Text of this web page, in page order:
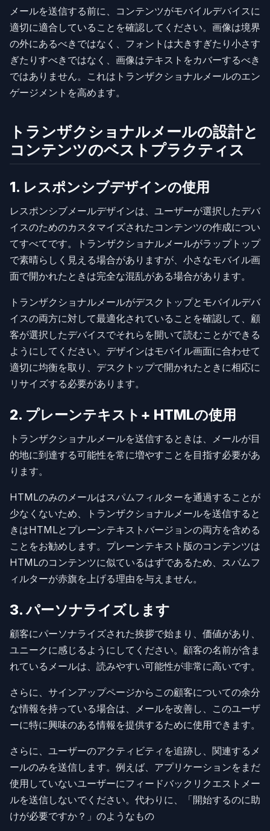
メールを送信する前に、コンテンツがモバイルデバイスに
適切に適合していることを確認してください。画像は境界
の外にあるべきではなく、フォントは大きすぎたり小さす
ぎたりすべきではなく、画像はテキストをカバーするべき
ではありません。これはトランザクショナルメールのエン
ゲージメントを高めます。
トランザクショナルメールの設計と
コンテンツのベストプラクティス
1. レスポンシブデザインの使用
レスポンシブメールデザインは、ユーザーが選択したデバ
イスのためのカスタマイズされたコンテンツの作成につい
てすべてです。トランザクショナルメールがラップトップ
で素晴らしく見える場合がありますが、小さなモバイル画
面で開かれたときは完全な混乱がある場合があります。
トランザクショナルメールがデスクトップとモバイルデバ
イスの両方に対して最適化されていることを確認して、顧
客が選択したデバイスでそれらを開いて読むことができる
ようにしてください。デザインはモバイル画面に合わせて
適切に均衡を取り、デスクトップで開かれたときに相応に
リサイズする必要があります。
2. プレーンテキスト+ HTMLの使用
トランザクショナルメールを送信するときは、メールが目
的地に到達する可能性を常に増やすことを目指す必要があ
ります。
HTMLのみのメールはスパムフィルターを通過することが
少なくないため、トランザクショナルメールを送信すると
きはHTMLとプレーンテキストバージョンの両方を含める
ことをお勧めします。プレーンテキスト版のコンテンツは
HTMLのコンテンツに似ているはずであるため、スパムフ
ィルターが赤旗を上げる理由を与えません。
3. パーソナライズします
顧客にパーソナライズされた挨拶で始まり、価値があり、
ユニークに感じるようにしてください。顧客の名前が含ま
れているメールは、読みやすい可能性が非常に高いです。
さらに、サインアップページからこの顧客についての余分
な情報を持っている場合は、メールを改善し、このユーザ
ーに特に興味のある情報を提供するために使用できます。
さらに、ユーザーのアクティビティを追跡し、関連するメ
ールのみを送信します。例えば、アプリケーションをまだ
使用していないユーザーにフィードバックリクエストメー
ルを送信しないでください。代わりに、「開始するのに助
けが必要ですか？」のようなもの